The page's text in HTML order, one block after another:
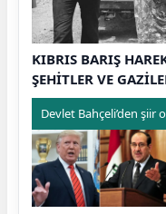
KIBRIS BARIŞ
ŞEHİTLER VE
Devlet Bahçeli’den şiir